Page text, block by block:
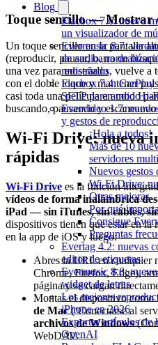
Blog
Flacbox 7.6: nuevo
un visualizador de
Evermusic 8.7:
de audio,
rediseñado
Flacbox 7.4: CarPlay
SFTP para audio Hi-
Evervideo 1.7:
y gestos de
¡Hola a todos!
Más de 10
servidores
Nuevos gestos
Wi-Fi Drive:
Otras mejoras
Por qué
Consigue
Preguntas
Evertag 4.2: nuevas
editor de etiquetas
Evermusic 8.6:
widget de letras
Los mejores
iPhone en 2026
Exportar artículos
OpenAI
Toque sencillo — Mostrar
Un toque sencillo en la pantalla
(reproducir, pausar, barra de
una vez para mostrarlos, vuelve
con el doble toque y mantener
casi toda una película en modo
buscando, pausando y
Wi-Fi Drive: nueva
rápidas
Wi-Fi Drive es la función
vídeos de forma inalámbrica
iPad — sin iTunes, sin cables,
dispositivos tienen que estar en
en la app de iOS y luego:
Abres la URL en cualquier
Chrome, Firefox, Edge),
página y se cargan
Montas el dispositivo como
de Mac(‘Conectarse al
archivos de Windows
WebDAV.